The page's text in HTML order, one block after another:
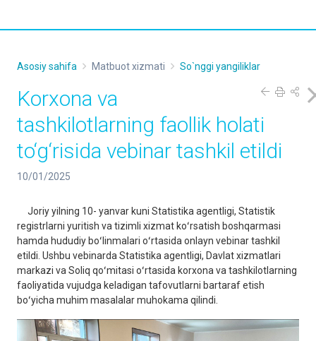
Asosiy sahifa Matbuot xizmati So`nggi yangiliklar
Korxona va
tashkilotlarning faollik holati
to‘g‘risida vebinar tashkil etildi
10/01/2025
Joriy yilning 10- yanvar kuni Statistika agentligi, Statistik
registrlarni yuritish va tizimli xizmat koʻrsatish boshqarmasi
hamda hududiy boʻlinmalari oʻrtasida onlayn vebinar tashkil
etildi. Ushbu vebinarda Statistika agentligi, Davlat xizmatlari
markazi va Soliq qoʻmitasi oʻrtasida korxona va tashkilotlarning
faoliyatida vujudga keladigan tafovutlarni bartaraf etish
boʻyicha muhim masalalar muhokama qilindi.